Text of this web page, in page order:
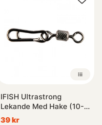
IFISH Ultrastrong
Lekande Med Hake (10-
pack)
39 kr